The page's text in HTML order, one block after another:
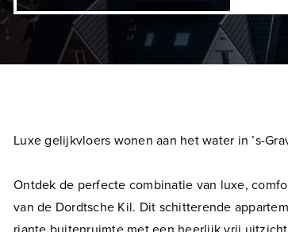
Luxe gelijkvloers wonen aan het water in ’s-
Ontdek de perfecte combinatie van luxe,
van de Dordtsche Kil. Dit schitterende